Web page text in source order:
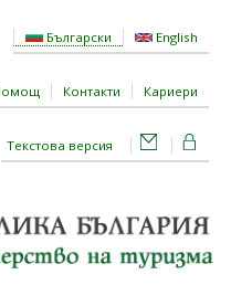
Български English
Контакти Кариери
Текстова версия